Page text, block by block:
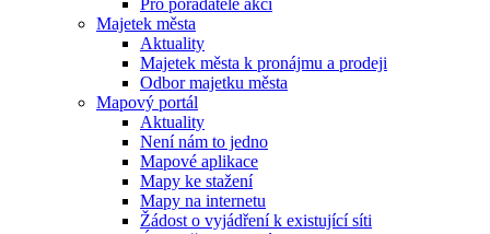
Pro pořadatelé akcí
Majetek města
Aktuality
Majetek města k pronájmu a prodeji
Odbor majetku města
Mapový portál
Aktuality
Není nám to jedno
Mapové aplikace
Mapy ke stažení
Mapy na internetu
Žádost o vyjádření k existující síti